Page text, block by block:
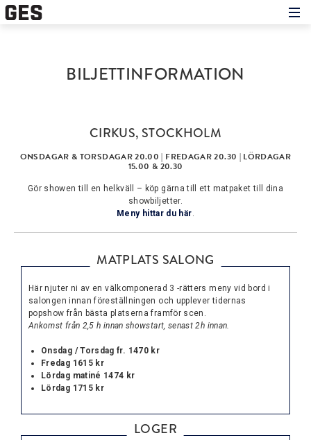
Meny
Medverkande
BILJETTINFORMATION
CIRKUS, STOCKHOLM
ONSDAGAR & TORSDAGAR 20.00 | FREDAGAR 20.30 | LÖRDAGAR
15.00 & 20.30
Gör showen till en helkväll – köp gärna till ett matpaket till dina
showbiljetter.
Meny hittar du här.
MATPLATS SALONG
Här njuter ni av en välkomponerad 3 -rätters meny vid bord i
salongen innan föreställningen och upplever tidernas
popshow från bästa platserna framför scen.
Ankomst från 2,5 h innan showstart, senast 2h innan.
Onsdag / Torsdag fr. 1470 kr
Fredag 1615 kr
Lördag matiné 1474 kr
Lördag 1715 kr
LOGER